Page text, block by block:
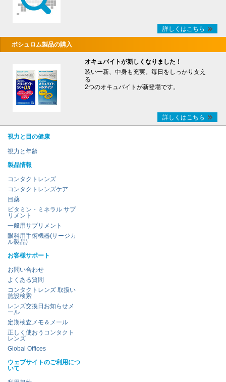
詳しくはこちら
ボシュロム製品の購入
オキュバイトが新しくなりました！
装い一新、中身も充実。毎日をしっかり支え
る
2つのオキュバイトが新登場です。
詳しくはこちら
視力と目の健康
視力と年齢
製品情報
コンタクトレンズ
コンタクトレンズケア
目薬
ビタミン・ミネラル サプ
リメント
一般用サプリメント
眼科用手術機器(サージカ
ル製品)
お客様サポート
お問い合わせ
よくある質問
コンタクトレンズ 取扱い
施設検索
レンズ交換日お知らせメ
ール
定期検査メモ＆メール
正しく使おうコンタクト
レンズ
Global Offices
ウェブサイトのご利用につ
いて